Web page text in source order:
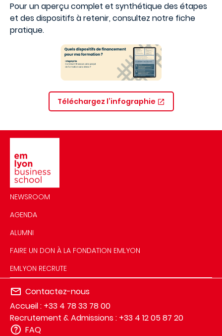
Pour un aperçu complet et synthétique des étapes
et des dispositifs à retenir, consultez notre fiche
pratique.
Téléchargez l’infographie
NEWSROOM
AGENDA
ALUMNI
FAIRE UN DON À LA FONDATION EMLYON
EMLYON RECRUTE
Contactez-nous
Accueil : +33 4 78 33 78 00
Recrutement & Admissions : +33 4 12 05 87 20
FAQ